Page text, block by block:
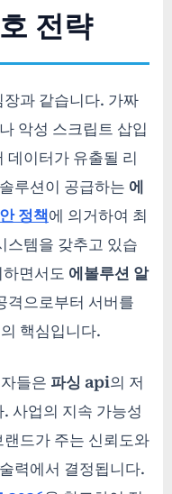
전략
과 같습니다. 가짜
악성 스크립트 삽입
데이터가 유출될 리
루션이 공급하는 에
정책에 의거하여 최
스템을 갖추고 있습
면서도 에볼루션 알
격으로부터 서버를
핵심입니다.
들은 파싱 api의 저
사업의 지속 가능성
랜드가 주는 신뢰도와
력에서 결정됩니다.